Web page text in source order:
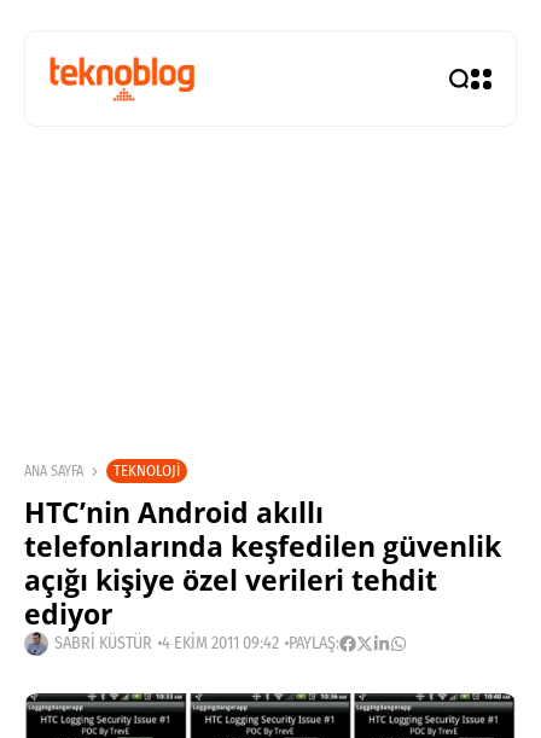
ANA SAYFA TEKNOLOJI
HTC’nin Android akıllı
telefonlarında keşfedilen güvenlik
açığı kişiye özel verileri tehdit
ediyor
SABRI KÜSTÜR 4 EKIM 2011 09:42 PAYLAŞ: